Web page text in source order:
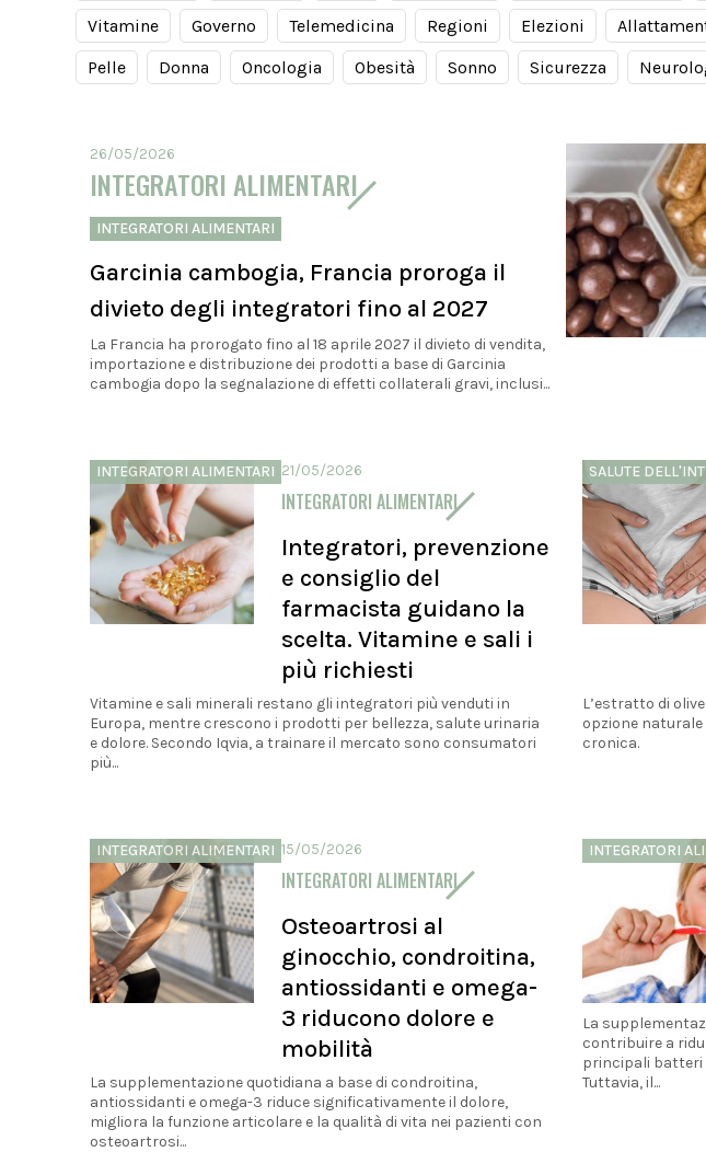
Vitamine
Governo Telemedicina Regioni Elezioni
Pelle
Donna Oncologia Obesità Sonno Sicurezza
26/05/2026
INTEGRATORI ALIMENTARI
INTEGRATORI ALIMENTARI
Garcinia cambogia, Francia proroga il
divieto degli integratori fino al 2027
La Francia ha prorogato fino al 18 aprile 2027 il divieto di vendita,
importazione e distribuzione dei prodotti a base di Garcinia
cambogia dopo la segnalazione di effetti collaterali gravi, inclusi...
INTEGRATORI ALIMENTARI 21/05/2026
INTEGRATORI ALIMENTARI
Integratori, prevenzione
e consiglio del
farmacista guidano la
scelta. Vitamine e sali i
più richiesti
Vitamine e sali minerali restano gli integratori più venduti in
Europa, mentre crescono i prodotti per bellezza, salute urinaria
e dolore. Secondo Iqvia, a trainare il mercato sono consumatori
più...
SALUTE
L’estratto di
opzione
cronica.
INTEGRATORI ALIMENTARI 15/05/2026
INTEGRATORI ALIMENTARI
Osteoartrosi al
ginocchio, condroitina,
antiossidanti e omega-
3 riducono dolore e
mobilità
La supplementazione quotidiana a base di condroitina,
antiossidanti e omega-3 riduce significativamente il dolore,
migliora la funzione articolare e la qualità di vita nei pazienti con
osteoartrosi...
INTEGRATORI
La
contribuire a
principali batteri
Tuttavia, il...